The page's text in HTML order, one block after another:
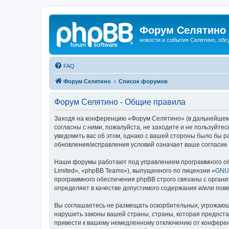
Форум Селятино
новости и события Селятино,
FAQ
Форум Селятино Список форумов
Форум Селятино - Общие правила
Заходя на конференцию «Форум Селятино» (в
согласны с ними, пожалуйста, не заходите и не
уведомить вас об этом, однако с вашей стороны было бы
обновления/исправления условий означает ваше
Наши форумы работают под управлением программного
Limited», «phpBB Teams»), выпущенного по лицензии «
программного обеспечения phpBB строго связаны с
определяет в качестве допустимого содержания и/или
Вы соглашаетесь не размещать оскорбительных,
нарушить законы вашей страны, страны, которая
привести к вашему немедленному отключению от